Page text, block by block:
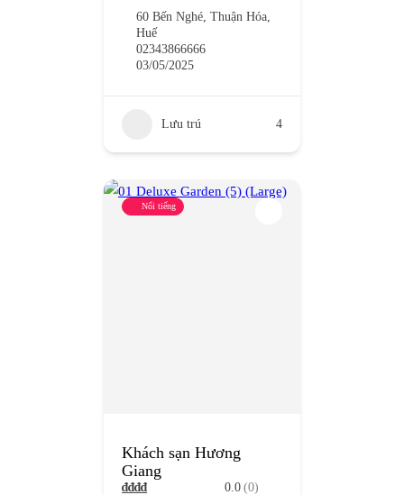
60 Bến Nghé, Thuận Hóa,
Huế
02343866666
03/05/2025
Lưu trú 4
Nổi tiếng
Khách sạn Hương
Giang
₫₫₫₫ 0.0 (0)